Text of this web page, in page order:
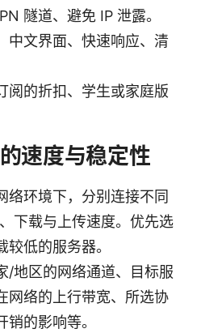
隧道、避免 IP 泄露。
中文界面、快速响应、清
阅的折扣、学生或家庭版
速度与稳定性
络环境下，分别连接不同
下载与上传速度。优先选
低的服务器。
/地区的网络通道、目标服
网络的上行带宽、所选协
的影响等。